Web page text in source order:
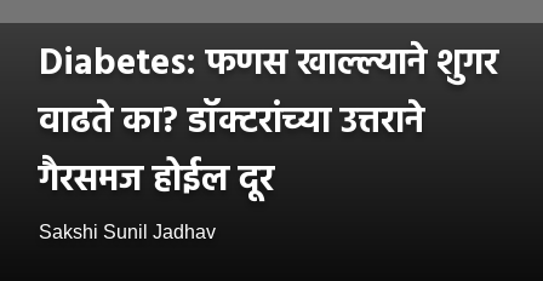
Diabetes: फणस खाल्ल्याने शुगर
वाढते का? डॉक्टरांच्या उत्तराने
गैरसमज होईल दूर
Sakshi Sunil Jadhav